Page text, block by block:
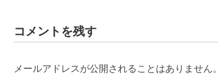
コメントを残す
メールアドレスが公開されることはありません。